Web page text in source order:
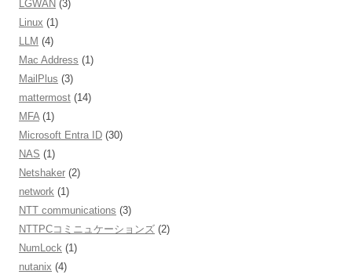
LGWAN (3)
Linux (1)
LLM (4)
Mac Address (1)
MailPlus (3)
mattermost (14)
MFA (1)
Microsoft Entra ID (30)
NAS (1)
Netshaker (2)
network (1)
NTT communications (3)
NTTPCコミニュケーションズ (2)
NumLock (1)
nutanix (4)